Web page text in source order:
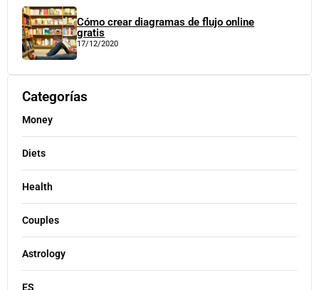
Cómo crear diagramas de flujo online
gratis
17/12/2020
Categorías
Money
Diets
Health
Couples
Astrology
ES